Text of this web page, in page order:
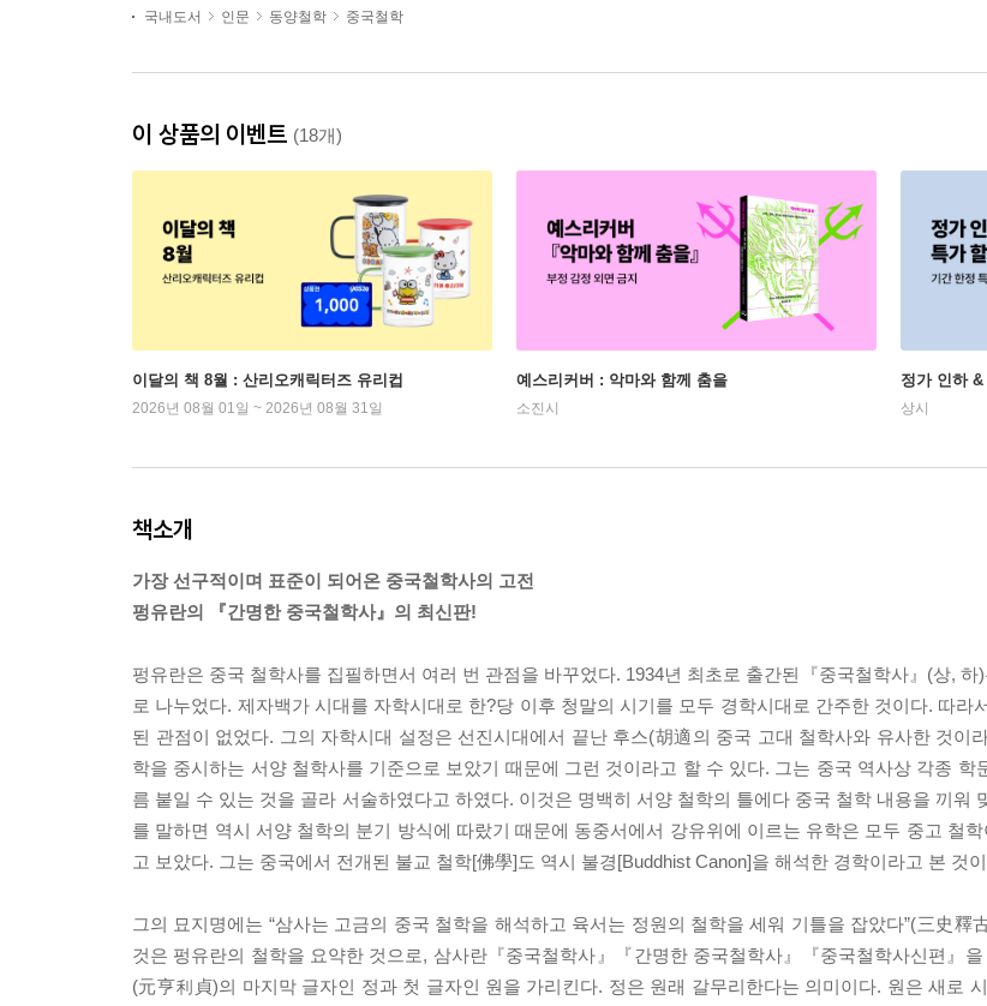
국내도서 인문 동양철학 중국철학
이 상품의 이벤트 (18개)
이달의 책 8월 : 산리오캐릭터즈 유리컵
2026년 08월 01일 ~ 2026년 08월 31일
예스리커버 : 악마와 함께 춤을
소진시
정가 인하
상시
책소개
가장 선구적이며 표준이 되어온 중국철학사의 고전
펑유란의 『간명한 중국철학사』의 최신판!
펑유란은 중국 철학사를 집필하면서 여러 번 관점을 바꾸었다. 1934년 최초로 출간된『중국철학사』(상,
로 나누었다. 제자백가 시대를 자학시대로 한?당 이후 청말의 시기를 모두 경학시대로 간주한 것이다. 따라
된 관점이 없었다. 그의 자학시대 설정은 선진시대에서 끝난 후스(胡適의 중국 고대 철학사와 유사한 것이
학을 중시하는 서양 철학사를 기준으로 보았기 때문에 그런 것이라고 할 수 있다. 그는 중국 역사상 각종 학
름 붙일 수 있는 것을 골라 서술하였다고 하였다. 이것은 명백히 서양 철학의 틀에다 중국 철학 내용을 끼워
를 말하면 역시 서양 철학의 분기 방식에 따랐기 때문에 동중서에서 강유위에 이르는 유학은 모두 중고 철
고 보았다. 그는 중국에서 전개된 불교 철학[佛學]도 역시 불경[Buddhist Canon]을 해석한 경학이라고 본 것
그의 묘지명에는 “삼사는 고금의 중국 철학을 해석하고 육서는 정원의 철학을 세워 기틀을 잡았다”(三史釋
것은 펑유란의 철학을 요약한 것으로, 삼사란『중국철학사』『간명한 중국철학사』『중국철학사신편』
(元亨利貞)의 마지막 글자인 정과 첫 글자인 원을 가리킨다. 정은 원래 갈무리한다는 의미이다. 원은 새로